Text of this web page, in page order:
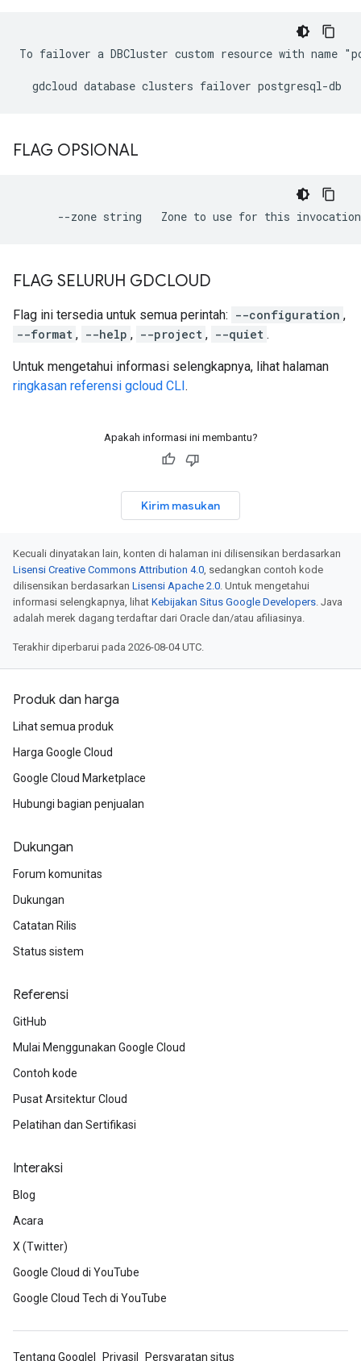
To failover a DBCluster custom resource with name
FLAG OPSIONAL
FLAG SELURUH GDCLOUD
Flag ini tersedia untuk semua perintah: --configuration ,
--format , --help , --project , --quiet .
Untuk mengetahui informasi selengkapnya, lihat halaman
ringkasan referensi gcloud CLI.
Apakah informasi ini membantu?
Kirim masukan
Kecuali dinyatakan lain, konten di halaman ini dilisensikan berdasarkan
Lisensi Creative Commons Attribution 4.0, sedangkan contoh kode
dilisensikan berdasarkan Lisensi Apache 2.0. Untuk mengetahui
informasi selengkapnya, lihat Kebijakan Situs Google Developers. Java
adalah merek dagang terdaftar dari Oracle dan/atau afiliasinya.
Terakhir diperbarui pada 2026-08-04 UTC.
Produk dan harga
Lihat semua produk
Harga Google Cloud
Google Cloud Marketplace
Hubungi bagian penjualan
Dukungan
Forum komunitas
Dukungan
Catatan Rilis
Status sistem
Referensi
GitHub
Mulai Menggunakan Google Cloud
Contoh kode
Pusat Arsitektur Cloud
Pelatihan dan Sertifikasi
Interaksi
Blog
Acara
X (Twitter)
Google Cloud di YouTube
Google Cloud Tech di YouTube
Tentang Google Privasi Persyaratan situs